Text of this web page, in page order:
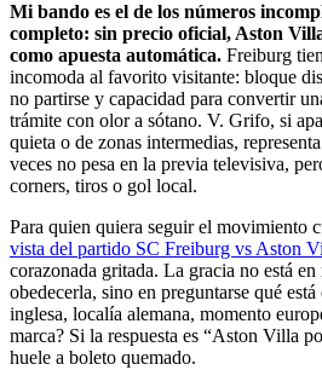
Mi bando es el de los números
completo: sin precio oficial, Aston
como apuesta automática. Freiburg
incomoda al favorito visitante: bloque
no partirse y capacidad para convertir
trámite con olor a sótano. V. Grifo, si
quieta o de zonas intermedias,
veces no pesa en la previa televisiva,
corners, tiros o gol local.
Para quien quiera seguir el movimiento
vista del partido SC Freiburg vs Aston
corazonada gritada. La gracia no está
obedecerla, sino en preguntarse qué
inglesa, localía alemana, momento
marca? Si la respuesta es “Aston Villa
huele a boleto quemado.